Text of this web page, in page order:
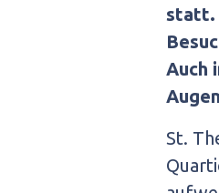
statt.
Auch
St.